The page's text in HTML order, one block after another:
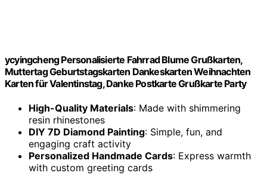
ycyingcheng Personalisierte Fahrrad Blume Grußkarten,
Muttertag Geburtstagskarten Dankeskarten Weihnachten
Karten für Valentinstag, Danke Postkarte Grußkarte Party
High-Quality Materials: Made with shimmering
resin rhinestones
DIY 7D Diamond Painting: Simple, fun, and
engaging craft activity
Personalized Handmade Cards: Express warmth
with custom greeting cards